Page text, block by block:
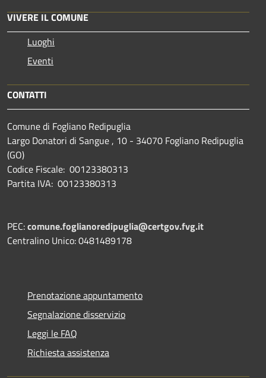
VIVERE IL COMUNE
Luoghi
Eventi
CONTATTI
Comune di Fogliano Redipuglia
Largo Donatori di Sangue , 10 - 34070 Fogliano Redipuglia
(GO)
Codice Fiscale: 00123380313
Partita IVA: 00123380313
PEC:comune.foglianoredipuglia@certgov.fvg.it
Centralino Unico: 0481489178
Prenotazione appuntamento
Segnalazione disservizio
Leggi le FAQ
Richiesta assistenza